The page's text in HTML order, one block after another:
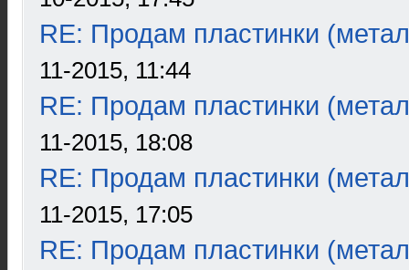
RE: Продам пластинки
11-2015, 11:44
RE: Продам пластинки
11-2015, 18:08
RE: Продам пластинки
11-2015, 17:05
RE: Продам пластинки